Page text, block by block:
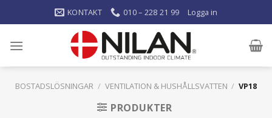
KONTAKT 010 – 228 21 99 Logga in
BOSTADSLÖSNINGAR / VENTILATION & HUSHÅLLSVATTEN / VP18
PRODUKTER